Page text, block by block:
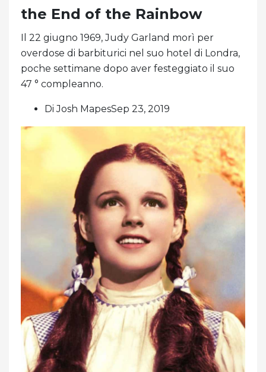
the End of the Rainbow
Il 22 giugno 1969, Judy Garland morì per
overdose di barbiturici nel suo hotel di Londra,
poche settimane dopo aver festeggiato il suo
47 ° compleanno.
Di Josh MapesSep 23, 2019